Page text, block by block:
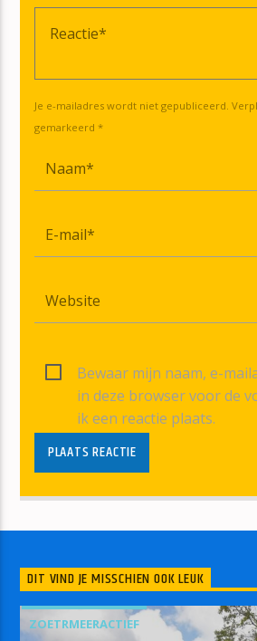
Je e-mailadres wordt niet gepubliceerd.
gemarkeerd *
Bewaar mijn naam, e-
in deze browser voor de
ik een reactie plaats.
DIT VIND JE MISSCHIEN OOK LEUK
ZOETRMEERACTIEF